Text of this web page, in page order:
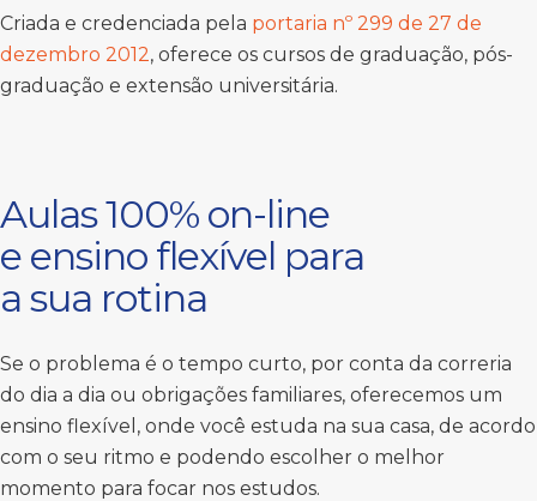
Criada e credenciada pela portaria nº 299 de 27 de
dezembro 2012, oferece os cursos de graduação, pós-
graduação e extensão universitária.
Aulas 100% on-line
e ensino flexível para
a sua rotina
Se o problema é o tempo curto, por conta da correria
do dia a dia ou obrigações familiares, oferecemos um
ensino flexível, onde você estuda na sua casa, de acordo
com o seu ritmo e podendo escolher o melhor
momento para focar nos estudos.